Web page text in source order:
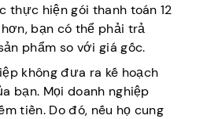
thực hiện gói thanh toán 12
bạn có thể phải trả
phẩm so với giá gốc.
không đưa ra kế hoạch
bạn. Mọi doanh nghiệp
tiền. Do đó, nếu họ cung